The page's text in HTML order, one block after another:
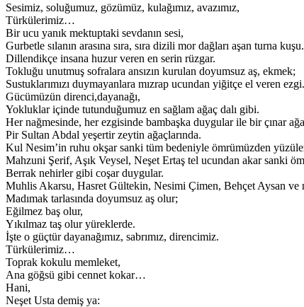
Sesimiz, soluğumuz, gözümüz, kulağımız, avazımız,
Türkülerimiz…
Bir ucu yanık mektuptaki sevdanın sesi,
Gurbetle sılanın arasına sıra, sıra dizili mor dağları aşan turna kuşu.
Dillendikçe insana huzur veren en serin rüzgar.
Tokluğu unutmuş sofralara ansızın kurulan doyumsuz aş, ekmek;
Sustuklarımızı duymayanlara mızrap ucundan yiğitçe el veren ezgi.
Gücümüzün direnci,dayanağı,
Yokluklar içinde tutunduğumuz en sağlam ağaç dalı gibi.
Her nağmesinde, her ezgisinde bambaşka duygular ile bir çınar
Pir Sultan Abdal yeşertir zeytin ağaçlarında.
Kul Nesim’in ruhu okşar sanki tüm bedeniyle ömrümüzden
Mahzuni Şerif, Aşık Veysel, Neşet Ertaş tel ucundan akar sanki
Berrak nehirler gibi coşar duygular.
Muhlis Akarsu, Hasret Gültekin, Nesimi Çimen, Behçet Aysan ve
Madımak tarlasında doyumsuz aş olur;
Eğilmez baş olur,
Yıkılmaz taş olur yüreklerde.
İşte o güçtür dayanağımız, sabrımız, direncimiz.
Türkülerimiz…
Toprak kokulu memleket,
Ana göğsü gibi cennet kokar…
Hani,
Neşet Usta demiş ya: